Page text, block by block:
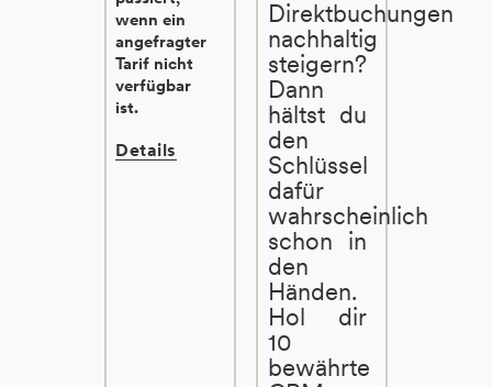
wenn ein
angefragter
Tarif nicht
verfügbar
ist.
Details
Direktbuchungen
nachhaltig
steigern?
Dann
hältst du
den
Schlüssel
dafür
wahrscheinlich
schon in
den
Händen.
Hol dir
10
bewährte